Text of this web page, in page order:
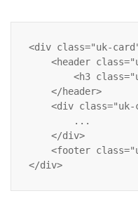
<div class="uk-
<header
<h3
    </header>
<div
        ...
    </div>
<footer